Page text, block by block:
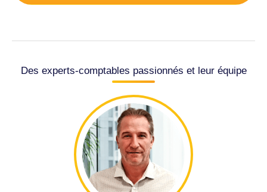
Des experts-comptables passionnés et leur équipe